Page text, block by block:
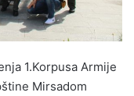
1.Korpusa Armije
Mirsadom